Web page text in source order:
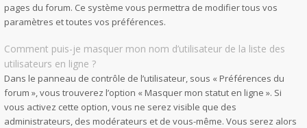
pages du forum. Ce système vous permettra de modifier tous vos
paramètres et toutes vos préférences.
Comment puis-je masquer mon nom d’utilisateur de la liste des
utilisateurs en ligne ?
Dans le panneau de contrôle de l’utilisateur, sous « Préférences du
forum », vous trouverez l’option « Masquer mon statut en ligne ». Si
vous activez cette option, vous ne serez visible que des
administrateurs, des modérateurs et de vous-même. Vous serez alors